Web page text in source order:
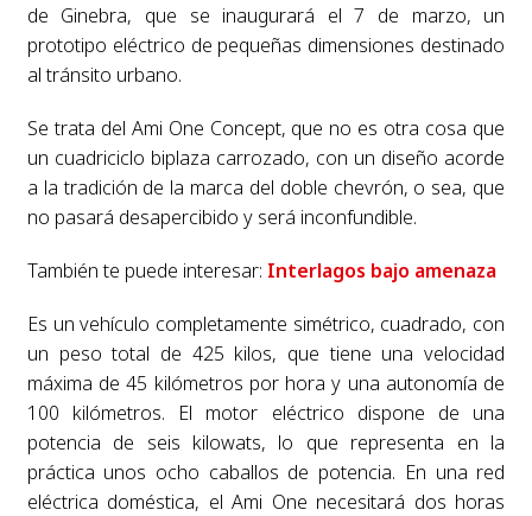
de Ginebra, que se inaugurará el 7 de marzo, un
prototipo eléctrico de pequeñas dimensiones destinado
al tránsito urbano.
Se trata del Ami One Concept, que no es otra cosa que
un cuadriciclo biplaza carrozado, con un diseño acorde
a la tradición de la marca del doble chevrón, o sea, que
no pasará desapercibido y será inconfundible.
También te puede interesar: Interlagos bajo amenaza
Es un vehículo completamente simétrico, cuadrado, con
un peso total de 425 kilos, que tiene una velocidad
máxima de 45 kilómetros por hora y una autonomía de
100 kilómetros. El motor eléctrico dispone de una
potencia de seis kilowats, lo que representa en la
práctica unos ocho caballos de potencia. En una red
eléctrica doméstica, el Ami One necesitará dos horas